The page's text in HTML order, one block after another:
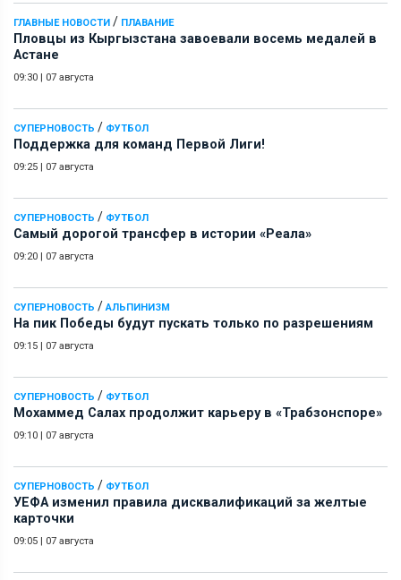
ГЛАВНЫЕ НОВОСТИ / ПЛАВАНИЕ
Пловцы из Кыргызстана завоевали восемь медалей в
Астане
09:30 | 07 августа
СУПЕРНОВОСТЬ / ФУТБОЛ
Поддержка для команд Первой Лиги!
09:25 | 07 августа
СУПЕРНОВОСТЬ / ФУТБОЛ
Самый дорогой трансфер в истории «Реала»
09:20 | 07 августа
СУПЕРНОВОСТЬ / АЛЬПИНИЗМ
На пик Победы будут пускать только по разрешениям
09:15 | 07 августа
СУПЕРНОВОСТЬ / ФУТБОЛ
Мохаммед Салах продолжит карьеру в «Трабзонспоре»
09:10 | 07 августа
СУПЕРНОВОСТЬ / ФУТБОЛ
УЕФА изменил правила дисквалификаций за желтые
карточки
09:05 | 07 августа